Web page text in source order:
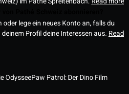
lege ein neues Konto an, falls du
Profil deine Interessen aus. Read
OdysseePaw Patrol: Der Dino Film